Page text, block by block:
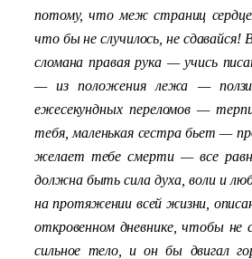
потому, что меж страниц
что бы не случилось, не сдавайся!
сломана правая рука — учись
— из положения лежа —
ежесекундных переломов —
тебя, маленькая сестра бьет —
желает тебе смерти — все
должна быть сила духа, воли и
на протяжении всей жизни,
откровенном дневнике, чтобы не
сильное тело, и он бы двигал